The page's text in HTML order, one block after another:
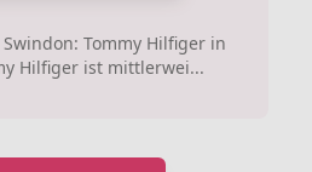
Tommy Hilfiger in
Hilfiger ist mittlerwei...